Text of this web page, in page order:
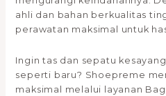
ahli dan bahan berkualitas
perawatan maksimal untuk
Ingin tas dan sepatu
seperti baru? Shoepreme
maksimal melalui layanan